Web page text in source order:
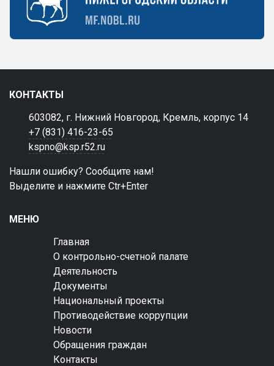
КОНТАКТЫ
603082, г. Нижний Новгород, Кремль, корпус 14
+7 (831) 416-23-65
kspno@ksp.r52.ru
Нашли ошибку? Сообщите нам!
Выделите и нажмите Ctr+Enter
МЕНЮ
Главная
О контрольно-счетной палате
Деятельность
Документы
Национальный проекты
Противодействие коррупции
Новости
Обращения граждан
Контакты